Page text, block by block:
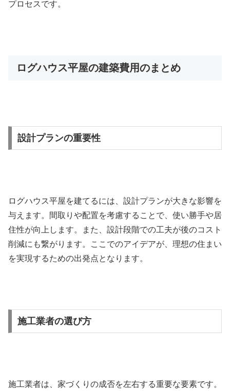
プロセスです。
ログハウス平屋の建築費用のまとめ
設計プランの重要性
ログハウス平屋を建てるには、設計プランが大きな影響を
与えます。間取りや配置を考慮することで、使い勝手や居
住性が向上します。また、設計段階での工夫が後のコスト
削減にも繋がります。ここでのアイデアが、理想の住まい
を実現するための出発点となります。
施工業者の選び方
施工業者は、家づくりの成否を左右する重要な要素です。